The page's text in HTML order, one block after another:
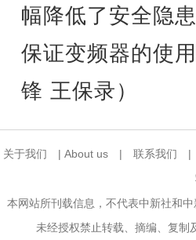
幅降低了安全隐
保证变频器的使
锋 王保录）
关于我们 | About us | 联系我们 |
本网站所刊载信息，不代表中新社和
未经授权禁止转载、摘编、复制